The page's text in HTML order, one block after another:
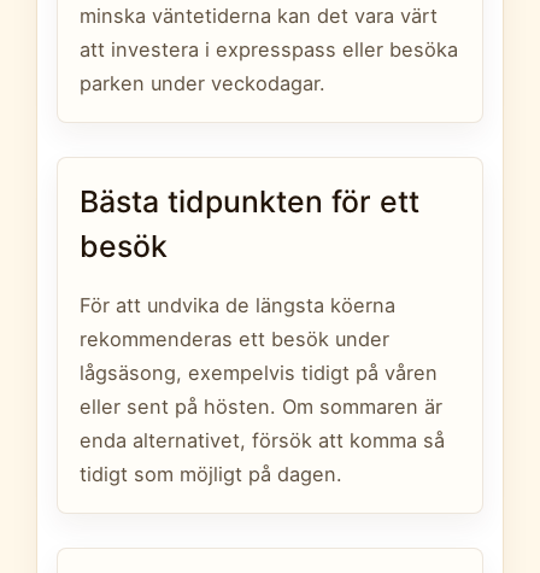
minska väntetiderna kan det vara värt
att investera i expresspass eller besöka
parken under veckodagar.
Bästa tidpunkten för ett
besök
För att undvika de längsta köerna
rekommenderas ett besök under
lågsäsong, exempelvis tidigt på våren
eller sent på hösten. Om sommaren är
enda alternativet, försök att komma så
tidigt som möjligt på dagen.